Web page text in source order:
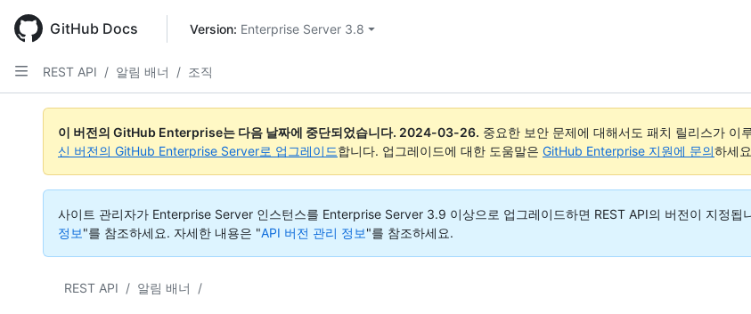
main
content
GitHub Docs Version: Enterprise Server 3.8
REST API / 알림 배너 / 조직
이 버전의 GitHub Enterprise는 다음 날짜에 중단되었습니다. 2024-03-26. 중요한 보안 문제에 대해서도 패치 릴리스가 이
신 버전의 GitHub Enterprise Server로 업그레이드합니다. 업그레이드에 대한 도움말은 GitHub Enterprise 지원에 문의하세
사이트 관리자가 Enterprise Server 인스턴스를 Enterprise Server 3.9 이상으로 업그레이드하면 REST API의 버전이 지정됩
정보"를 참조하세요. 자세한 내용은 "API 버전 관리 정보"를 참조하세요.
REST API / 알림 배너 /